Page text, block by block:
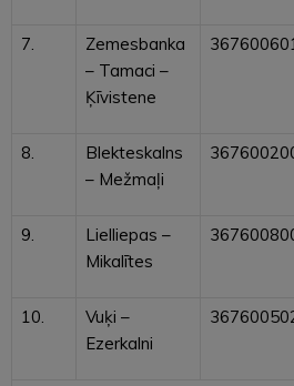
7.
Zemesbanka
– Tamaci –
Ķīvistene
8.
Blekteskalns
– Mežmaļi
9.
Lielliepas –
Mikalītes
10.
Vuķi –
Ezerkalni